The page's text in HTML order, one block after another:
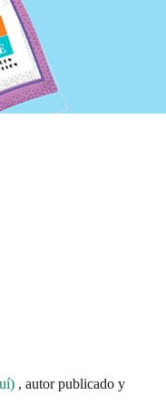
, autor publicado y